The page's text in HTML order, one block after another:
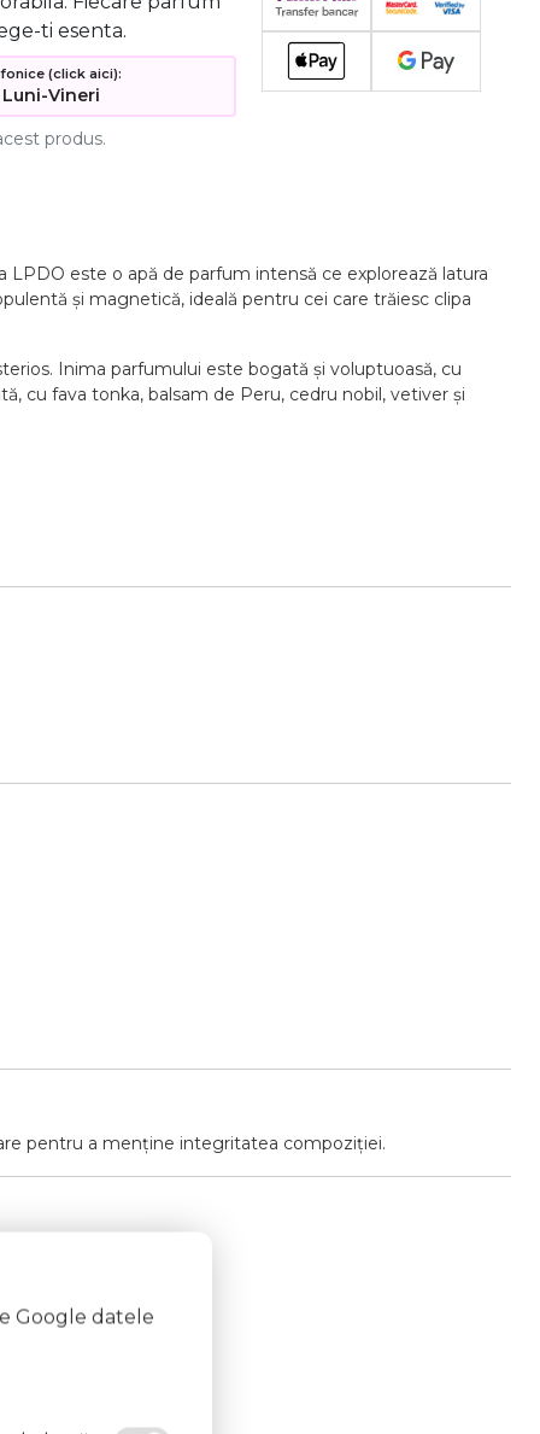
ti esenta.
(click aici):
Vineri
produs.
LPDO este o apă de parfum intensă ce explorează latura
și magnetică, ideală pentru cei care trăiesc clipa
Inima parfumului este bogată și voluptuoasă, cu
cu fava tonka, balsam de Peru, cedru nobil, vetiver și
pentru a menține integritatea compoziției.
Google datele